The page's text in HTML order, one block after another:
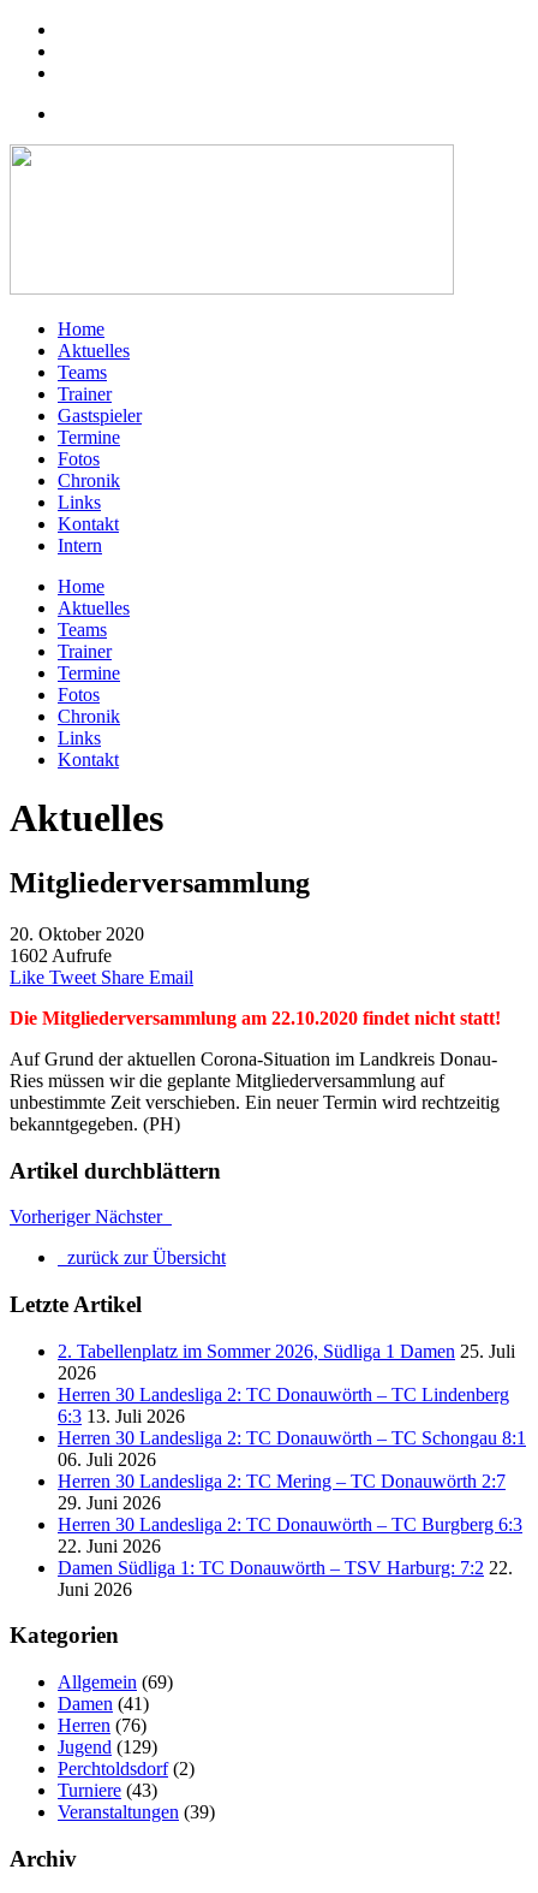
Home
Aktuelles
Teams
Trainer
Gastspieler
Termine
Fotos
Chronik
Links
Kontakt
Intern
Home
Aktuelles
Teams
Trainer
Termine
Fotos
Chronik
Links
Kontakt
Aktuelles
Mitgliederversammlung
20. Oktober 2020
1602 Aufrufe
Like Tweet Share Email
Die Mitgliederversammlung am 22.10.2020 findet nicht statt!
Auf Grund der aktuellen Corona-Situation im Landkreis Donau-
Ries müssen wir die geplante Mitgliederversammlung auf
unbestimmte Zeit verschieben. Ein neuer Termin wird rechtzeitig
bekanntgegeben. (PH)
Artikel durchblättern
Vorheriger Nächster
zurück zur Übersicht
Letzte Artikel
2. Tabellenplatz im Sommer 2026, Südliga 1 Damen 25. Juli
2026
Herren 30 Landesliga 2: TC Donauwörth – TC Lindenberg
6:3 13. Juli 2026
Herren 30 Landesliga 2: TC Donauwörth – TC Schongau 8:1
06. Juli 2026
Herren 30 Landesliga 2: TC Mering – TC Donauwörth 2:7
29. Juni 2026
Herren 30 Landesliga 2: TC Donauwörth – TC Burgberg 6:3
22. Juni 2026
Damen Südliga 1: TC Donauwörth – TSV Harburg: 7:2 22.
Juni 2026
Kategorien
Allgemein (69)
Damen (41)
Herren (76)
Jugend (129)
Perchtoldsdorf(2)
Turniere (43)
Veranstaltungen (39)
Archiv